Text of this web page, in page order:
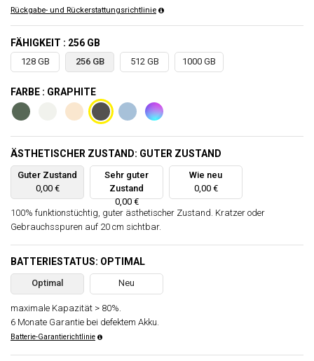
Rückgabe- und Rückerstattungsrichtlinie
FÄHIGKEIT : 256 GB
128 GB 256 GB 512 GB 1000 GB
FARBE : GRAPHITE
ÄSTHETISCHER ZUSTAND: GUTER ZUSTAND
Guter Zustand
0,00 €
Sehr guter
Zustand
0,00 €
Wie neu
0,00 €
100% funktionstüchtig, guter ästhetischer Zustand. Kratzer oder
Gebrauchsspuren auf 20 cm sichtbar.
BATTERIESTATUS: OPTIMAL
Optimal Neu
maximale Kapazität > 80%.
6 Monate Garantie bei defektem Akku.
Batterie-Garantierichtlinie